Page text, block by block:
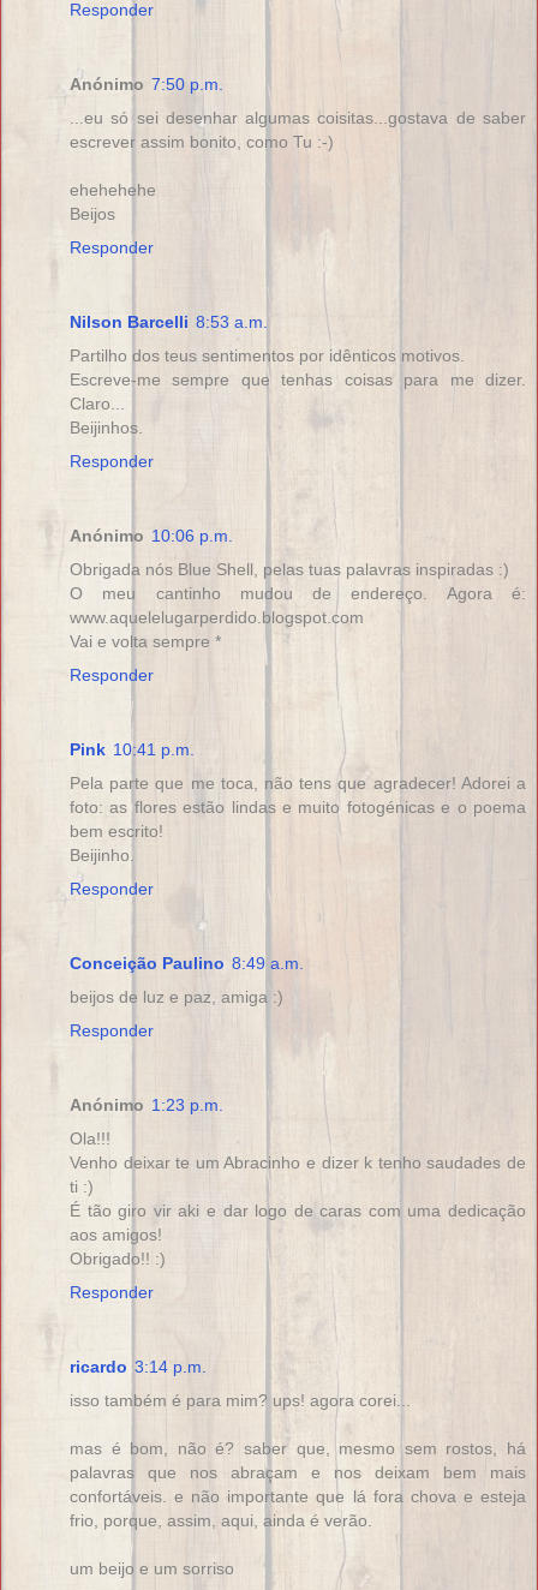
Responder
Anónimo 7:50 p.m.
...eu só sei desenhar algumas coisitas...gostava de saber
escrever assim bonito, como Tu :-)
ehehehehe
Beijos
Responder
Nilson Barcelli 8:53 a.m.
Partilho dos teus sentimentos por idênticos motivos.
Escreve-me sempre que tenhas coisas para me dizer.
Claro...
Beijinhos.
Responder
Anónimo 10:06 p.m.
Obrigada nós Blue Shell, pelas tuas palavras inspiradas :)
O meu cantinho mudou de endereço. Agora é:
www.aquelelugarperdido.blogspot.com
Vai e volta sempre *
Responder
Pink 10:41 p.m.
Pela parte que me toca, não tens que agradecer! Adorei a
foto: as flores estão lindas e muito fotogénicas e o poema
bem escrito!
Beijinho.
Responder
Conceição Paulino 8:49 a.m.
beijos de luz e paz, amiga :)
Responder
Anónimo 1:23 p.m.
Ola!!!
Venho deixar te um Abracinho e dizer k tenho saudades de
ti :)
É tão giro vir aki e dar logo de caras com uma dedicação
aos amigos!
Obrigado!! :)
Responder
ricardo 3:14 p.m.
isso também é para mim? ups! agora corei...
mas é bom, não é? saber que, mesmo sem rostos, há
palavras que nos abraçam e nos deixam bem mais
confortáveis. e não importante que lá fora chova e esteja
frio, porque, assim, aqui, ainda é verão.
um beijo e um sorriso